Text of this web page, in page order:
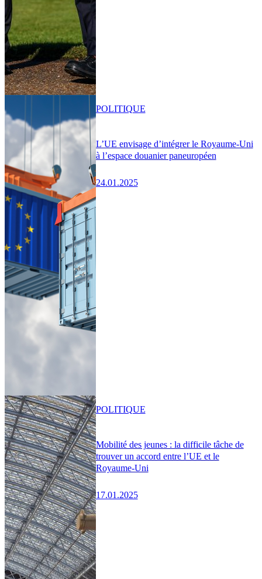
L’UE envisage d’intégrer le Royaume-Uni
à l’espace douanier paneuropéen
24.01.2025
POLITIQUE
Mobilité des jeunes : la difficile tâche de
trouver un accord entre l’UE et le
Royaume-Uni
17.01.2025
POLITIQUE